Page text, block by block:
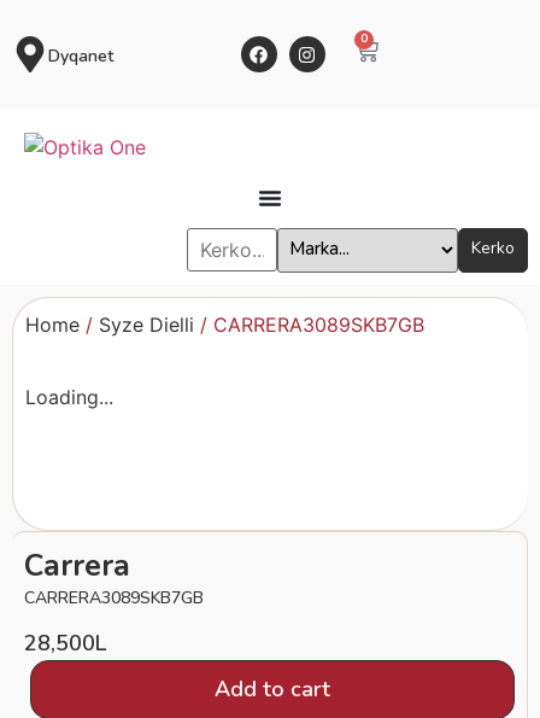
Dyqanet
0
Kerko
Home / Syze Dielli / CARRERA3089SKB7GB
Loading...
Carrera
CARRERA3089SKB7GB
28,500L
Add to cart